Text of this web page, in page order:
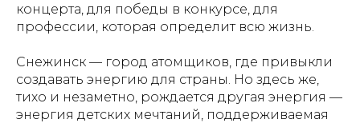
концерта, для победы в конкурсе, для
профессии, которая определит всю жизнь.
Снежинск — город атомщиков, где привыкли
создавать энергию для страны. Но здесь же,
тихо и незаметно, рождается другая энергия —
энергия детских мечтаний, поддерживаемая